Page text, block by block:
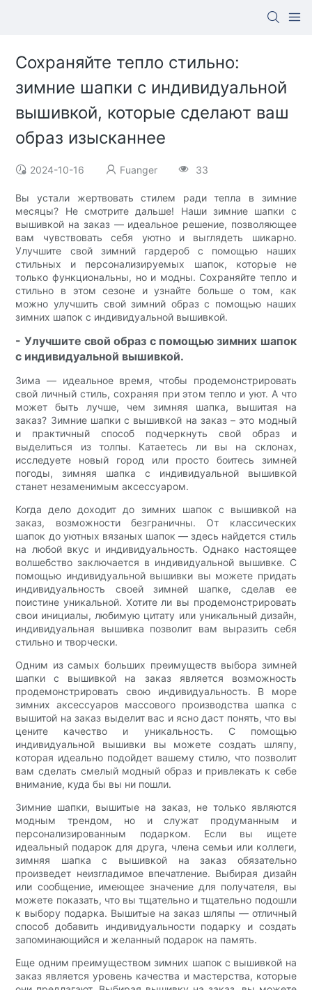
Сохраняйте тепло стильно:
зимние шапки с индивидуальной
вышивкой, которые сделают ваш
образ изысканнее
2024-10-16 Fuanger 33
Вы устали жертвовать стилем ради тепла в зимние
месяцы? Не смотрите дальше! Наши зимние шапки с
вышивкой на заказ — идеальное решение, позволяющее
вам чувствовать себя уютно и выглядеть шикарно.
Улучшите свой зимний гардероб с помощью наших
стильных и персонализируемых шапок, которые не
только функциональны, но и модны. Сохраняйте тепло и
стильно в этом сезоне и узнайте больше о том, как
можно улучшить свой зимний образ с помощью наших
зимних шапок с индивидуальной вышивкой.
- Улучшите свой образ с помощью зимних шапок
с индивидуальной вышивкой.
Зима — идеальное время, чтобы продемонстрировать
свой личный стиль, сохраняя при этом тепло и уют. А что
может быть лучше, чем зимняя шапка, вышитая на
заказ? Зимние шапки с вышивкой на заказ – это модный
и практичный способ подчеркнуть свой образ и
выделиться из толпы. Катаетесь ли вы на склонах,
исследуете новый город или просто боитесь зимней
погоды, зимняя шапка с индивидуальной вышивкой
станет незаменимым аксессуаром.
Когда дело доходит до зимних шапок с вышивкой на
заказ, возможности безграничны. От классических
шапок до уютных вязаных шапок — здесь найдется стиль
на любой вкус и индивидуальность. Однако настоящее
волшебство заключается в индивидуальной вышивке. С
помощью индивидуальной вышивки вы можете придать
индивидуальность своей зимней шапке, сделав ее
поистине уникальной. Хотите ли вы продемонстрировать
свои инициалы, любимую цитату или уникальный дизайн,
индивидуальная вышивка позволит вам выразить себя
стильно и творчески.
Одним из самых больших преимуществ выбора зимней
шапки с вышивкой на заказ является возможность
продемонстрировать свою индивидуальность. В море
зимних аксессуаров массового производства шапка с
вышитой на заказ выделит вас и ясно даст понять, что вы
цените качество и уникальность. С помощью
индивидуальной вышивки вы можете создать шляпу,
которая идеально подойдет вашему стилю, что позволит
вам сделать смелый модный образ и привлекать к себе
внимание, куда бы вы ни пошли.
Зимние шапки, вышитые на заказ, не только являются
модным трендом, но и служат продуманным и
персонализированным подарком. Если вы ищете
идеальный подарок для друга, члена семьи или коллеги,
зимняя шапка с вышивкой на заказ обязательно
произведет неизгладимое впечатление. Выбирая дизайн
или сообщение, имеющее значение для получателя, вы
можете показать, что вы тщательно и тщательно подошли
к выбору подарка. Вышитые на заказ шляпы — отличный
способ добавить индивидуальности подарку и создать
запоминающийся и желанный подарок на память.
Еще одним преимуществом зимних шапок с вышивкой на
заказ является уровень качества и мастерства, которые